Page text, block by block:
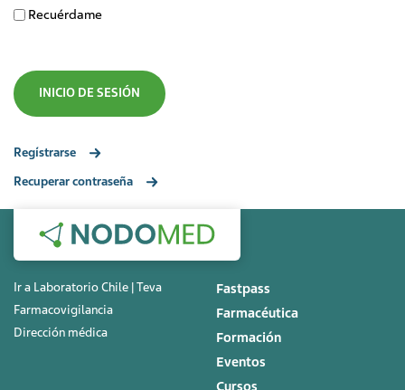
Recuérdame
Regístrarse
Recuperar contraseña
Ir a Laboratorio Chile | Teva
Farmacovigilancia
Dirección médica
Fastpass
Farmacéutica
Formación
Eventos
Cursos